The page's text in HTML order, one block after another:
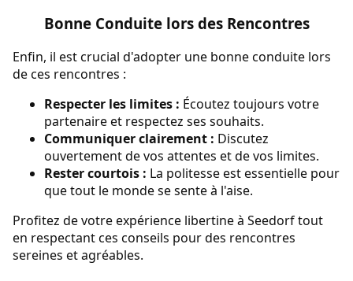
Bonne Conduite lors des Rencontres
Enfin, il est crucial d'adopter une bonne conduite lors
de ces rencontres :
Respecter les limites : Écoutez toujours votre
partenaire et respectez ses souhaits.
Communiquer clairement : Discutez
ouvertement de vos attentes et de vos limites.
Rester courtois : La politesse est essentielle pour
que tout le monde se sente à l'aise.
Profitez de votre expérience libertine à Seedorf tout
en respectant ces conseils pour des rencontres
sereines et agréables.